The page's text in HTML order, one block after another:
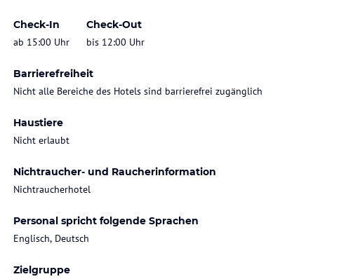
Check-In
ab 15:00 Uhr
Check-Out
bis 12:00 Uhr
Barrierefreiheit
Nicht alle Bereiche des Hotels sind barrierefrei zugänglich
Haustiere
Nicht erlaubt
Nichtraucher- und Raucherinformation
Nichtraucherhotel
Personal spricht folgende Sprachen
Englisch, Deutsch
Zielgruppe